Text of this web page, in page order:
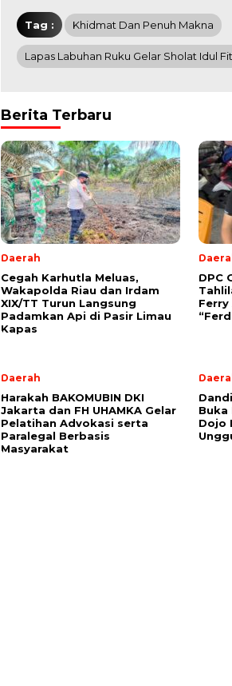
Tag : Khidmat Dan Penuh Makna
Lapas Labuhan Ruku Gelar Sholat Idul
Berita Terbaru
Daerah
Cegah Karhutla Meluas,
Wakapolda Riau dan Irdam
XIX/TT Turun Langsung
Padamkan Api di Pasir Limau
Kapas
DPC
Ferry
Daerah
Harakah BAKOMUBIN DKI
Jakarta dan FH UHAMKA Gelar
Pelatihan Advokasi serta
Paralegal Berbasis
Masyarakat
Buka
Dojo